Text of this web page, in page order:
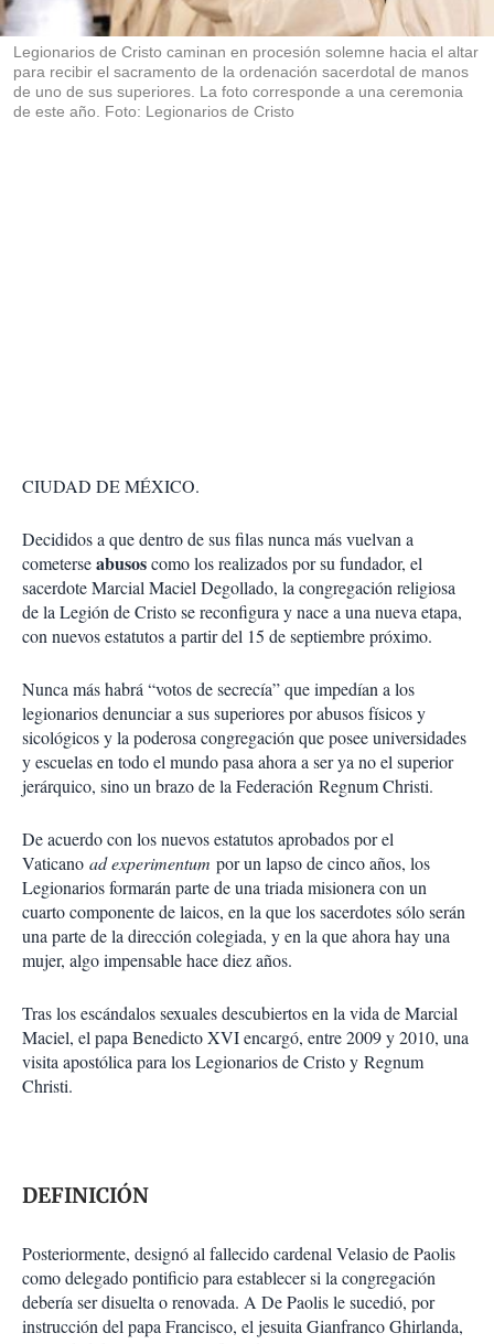
Legionarios de Cristo caminan en procesión solemne hacia el altar
para recibir el sacramento de la ordenación sacerdotal de manos
de uno de sus superiores. La foto corresponde a una ceremonia
de este año. Foto: Legionarios de Cristo
CIUDAD DE MÉXICO.
Decididos a que dentro de sus filas nunca más vuelvan a
cometerseabusoscomo los realizados por su fundador, el
sacerdote Marcial Maciel Degollado, la congregación religiosa
de la Legión de Cristo se reconfigura y nace a una nueva etapa,
con nuevos estatutos a partir del 15 de septiembre próximo.
Nunca más habrá “votos de secrecía” que impedían a los
legionarios denunciar a sus superiores por abusos físicos y
sicológicos y la poderosa congregación que posee universidades
y escuelas en todo el mundo pasa ahora a ser ya no el superior
jerárquico, sino un brazo de la Federación Regnum Christi.
De acuerdo con los nuevos estatutos aprobados por el
Vaticano ad experimentum por un lapso de cinco años, los
Legionarios formarán parte de una triada misionera con un
cuarto componente de laicos, en la que los sacerdotes sólo serán
una parte de la dirección colegiada, y en la que ahora hay una
mujer, algo impensable hace diez años.
Tras los escándalos sexuales descubiertos en la vida de Marcial
Maciel, el papa Benedicto XVI encargó, entre 2009 y 2010, una
visita apostólica para los Legionarios de Cristo y Regnum
Christi.
DEFINICIÓN
Posteriormente, designó al fallecido cardenal Velasio de Paolis
como delegado pontificio para establecer si la congregación
debería ser disuelta o renovada. A De Paolis le sucedió, por
instrucción del papa Francisco, el jesuita Gianfranco Ghirlanda,